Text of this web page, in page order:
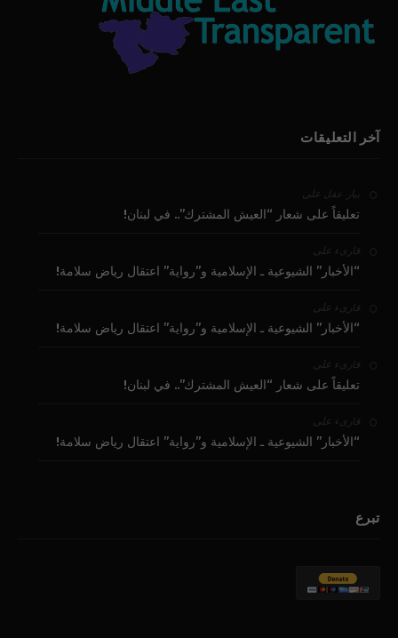
آخر التعليقات
بيار عقل على
تعليقاً على شعار “العيش المشترك”.. في لبنان!
قارىء على
“الأخبار” الشيوعية ـ الإسلامية و”رواية” اعتقال رياض سلامة!
قارىء على
“الأخبار” الشيوعية ـ الإسلامية و”رواية” اعتقال رياض سلامة!
قارىء على
تعليقاً على شعار “العيش المشترك”.. في لبنان!
قارىء على
“الأخبار” الشيوعية ـ الإسلامية و”رواية” اعتقال رياض سلامة!
تبرع